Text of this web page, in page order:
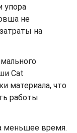
упора
не
на
Cat
материала, что
работы
меньшее время.